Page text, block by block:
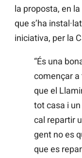
la proposta, en
que s’ha
iniciativa, per la
“És una
començar a
que el
tot casa i un
cal repartir
gent no es
que es